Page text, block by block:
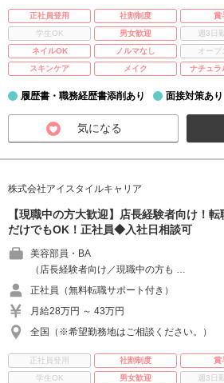
正社員登用 社割制度 賞
学生OK
男女歓迎 週3日
ネイルOK
ノルマなし オープ
スキンケア
メイク ナチュラ
履歴書・職務経歴書添削あり 面接対策あり
気になる
株式会社アイスタイルキャリア
【現職中の方大歓迎】店長経験者向け！
だけでもOK！正社員◆入社日相談可
美容部員・BA
（店長経験者向け／現職中の方も …
正社員（無料転職サポート付き）
月給28万円 ～ 43万円
全国（※希望勤務地はご相談ください。）
正社員登用 社割制度 賞
学生OK
男女歓迎 週3日